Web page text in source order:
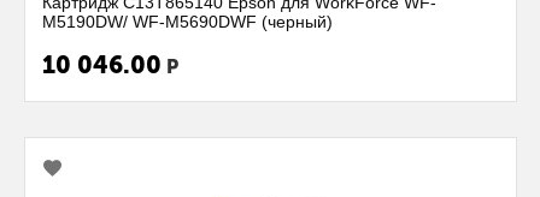
M5190DW/ WF-M5690DWF (черный)
10 046.00 Р